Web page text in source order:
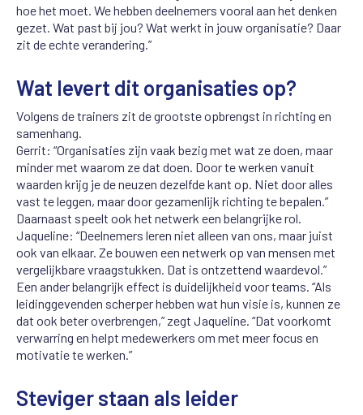
hoe het moet. We hebben deelnemers vooral aan het denken
gezet. Wat past bij jou? Wat werkt in jouw organisatie? Daar
zit de echte verandering.”
Wat levert dit organisaties op?
Volgens de trainers zit de grootste opbrengst in richting en
samenhang.
Gerrit: “Organisaties zijn vaak bezig met wat ze doen, maar
minder met waarom ze dat doen. Door te werken vanuit
waarden krijg je de neuzen dezelfde kant op. Niet door alles
vast te leggen, maar door gezamenlijk richting te bepalen.”
Daarnaast speelt ook het netwerk een belangrijke rol.
Jaqueline: “Deelnemers leren niet alleen van ons, maar juist
ook van elkaar. Ze bouwen een netwerk op van mensen met
vergelijkbare vraagstukken. Dat is ontzettend waardevol.”
Een ander belangrijk effect is duidelijkheid voor teams. “Als
leidinggevenden scherper hebben wat hun visie is, kunnen ze
dat ook beter overbrengen,” zegt Jaqueline. “Dat voorkomt
verwarring en helpt medewerkers om met meer focus en
motivatie te werken.”
Steviger staan als leider